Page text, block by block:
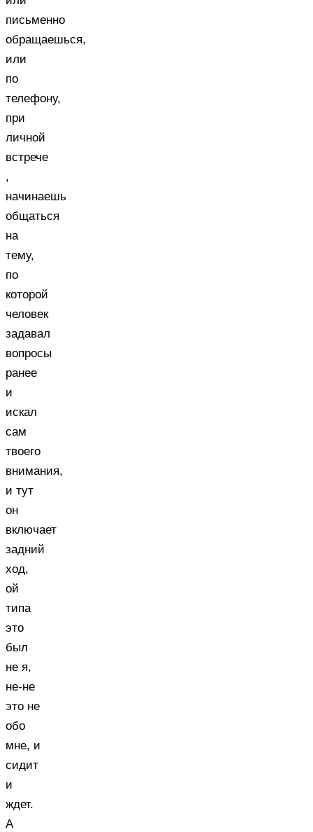
письменно
обращаешься,
или
по
телефону,
при
личной
встрече
,
начинаешь
общаться
на
тему,
по
которой
человек
задавал
вопросы
ранее
и
искал
сам
твоего
внимания,
и тут
он
включает
задний
ход,
ой
типа
это
был
не я,
не-не
это не
обо
мне, и
сидит
и
ждет.
А